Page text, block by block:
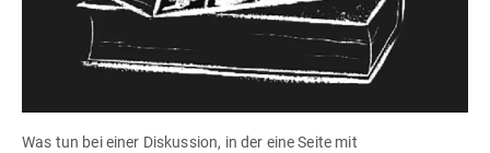
Was tun bei einer Diskussion, in der eine Seite mit